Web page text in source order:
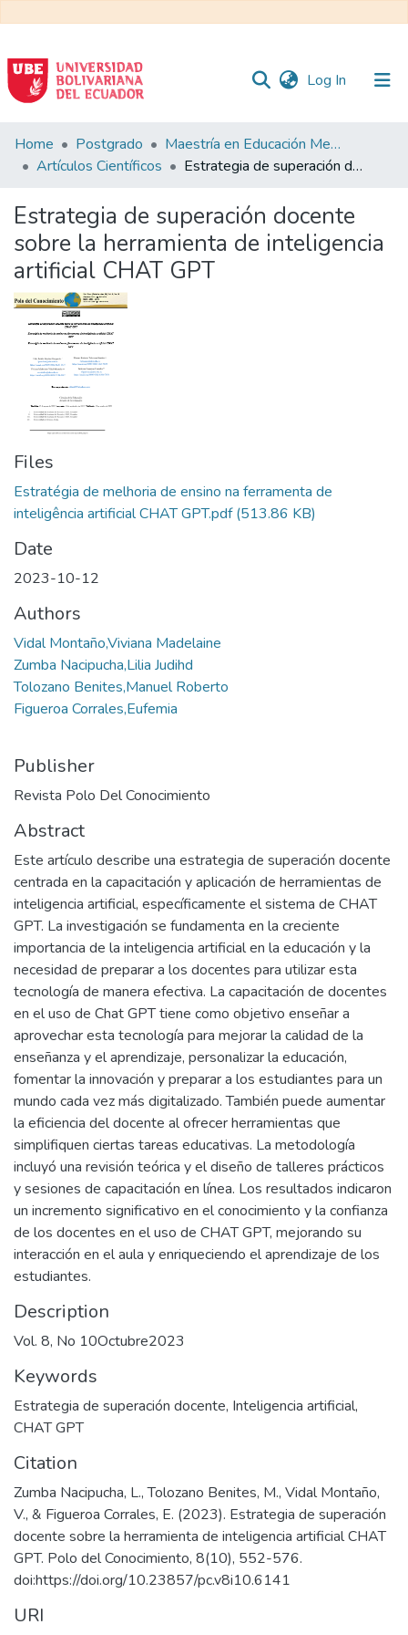
Log In (current)
Communities
&
All of DSpace
Statistics
Home Postgrado
Maestría en Educación Mención en Pedagogía en Entornos Digitales
Artículos Científicos
Estrategia de superación docente sobre la herramienta de inteligencia artificial CHAT GPT
Estrategia de superación docente
sobre la herramienta de inteligencia
artificial CHAT GPT
Files
Estratégia de melhoria de ensino na ferramenta de
inteligência artificial CHAT GPT.pdf(513.86 KB)
Date
2023-10-12
Authors
Vidal Montaño,Viviana Madelaine
Zumba Nacipucha,Lilia Judihd
Tolozano Benites,Manuel Roberto
Figueroa Corrales,Eufemia
Publisher
Revista Polo Del Conocimiento
Abstract
Este artículo describe una estrategia de superación docente
centrada en la capacitación y aplicación de herramientas de
inteligencia artificial, específicamente el sistema de CHAT
GPT. La investigación se fundamenta en la creciente
importancia de la inteligencia artificial en la educación y la
necesidad de preparar a los docentes para utilizar esta
tecnología de manera efectiva. La capacitación de docentes
en el uso de Chat GPT tiene como objetivo enseñar a
aprovechar esta tecnología para mejorar la calidad de la
enseñanza y el aprendizaje, personalizar la educación,
fomentar la innovación y preparar a los estudiantes para un
mundo cada vez más digitalizado. También puede aumentar
la eficiencia del docente al ofrecer herramientas que
simplifiquen ciertas tareas educativas. La metodología
incluyó una revisión teórica y el diseño de talleres prácticos
y sesiones de capacitación en línea. Los resultados indicaron
un incremento significativo en el conocimiento y la confianza
de los docentes en el uso de CHAT GPT, mejorando su
interacción en el aula y enriqueciendo el aprendizaje de los
estudiantes.
Description
Vol. 8, No 10Octubre2023
Keywords
Estrategia de superación docente, Inteligencia artificial,
CHAT GPT
Citation
Zumba Nacipucha, L., Tolozano Benites, M., Vidal Montaño,
V., & Figueroa Corrales, E. (2023). Estrategia de superación
docente sobre la herramienta de inteligencia artificial CHAT
GPT. Polo del Conocimiento, 8(10), 552-576.
doi:https://doi.org/10.23857/pc.v8i10.6141
URI